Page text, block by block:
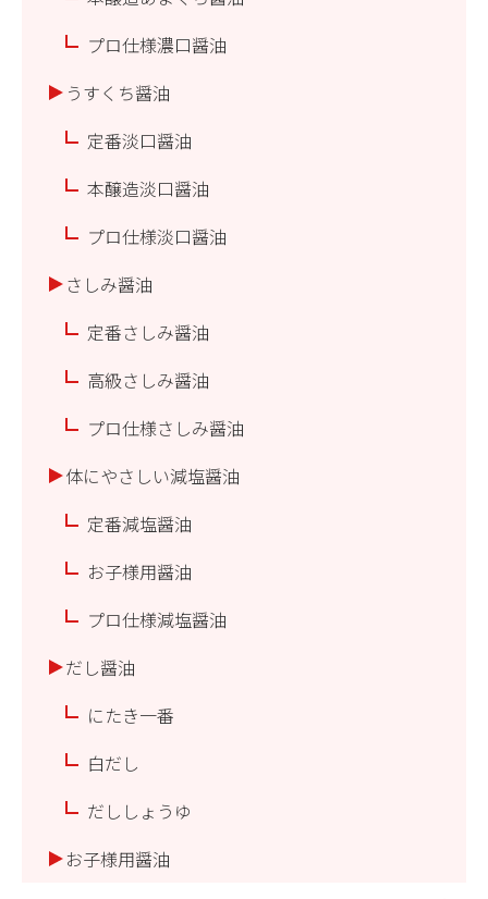
プロ仕様濃口醤油
うすくち醤油
定番淡口醤油
本醸造淡口醤油
プロ仕様淡口醤油
さしみ醤油
定番さしみ醤油
高級さしみ醤油
プロ仕様さしみ醤油
体にやさしい減塩醤油
定番減塩醤油
お子様用醤油
プロ仕様減塩醤油
だし醤油
にたき一番
白だし
だししょうゆ
お子様用醤油